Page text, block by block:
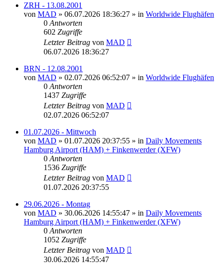
ZRH - 13.08.2001
von MAD » 06.07.2026 18:36:27 » in Worldwide Flughäfen
0 Antworten
602 Zugriffe
Letzter Beitrag von MAD
06.07.2026 18:36:27
BRN - 12.08.2001
von MAD » 02.07.2026 06:52:07 » in Worldwide Flughäfen
0 Antworten
1437 Zugriffe
Letzter Beitrag von MAD
02.07.2026 06:52:07
01.07.2026 - Mittwoch
von MAD » 01.07.2026 20:37:55 » in Daily Movements
Hamburg Airport (HAM) + Finkenwerder (XFW)
0 Antworten
1536 Zugriffe
Letzter Beitrag von MAD
01.07.2026 20:37:55
29.06.2026 - Montag
von MAD » 30.06.2026 14:55:47 » in Daily Movements
Hamburg Airport (HAM) + Finkenwerder (XFW)
0 Antworten
1052 Zugriffe
Letzter Beitrag von MAD
30.06.2026 14:55:47